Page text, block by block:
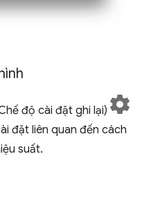
độ cài đặt ghi lại)
đặt liên quan đến cách
suất.